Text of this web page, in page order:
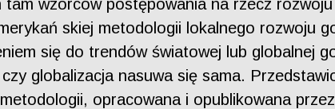
tam wzorców postępowania na rzecz
skiej metodologii lokalnego rozwoju
się do trendów światowej lub globalnej
globalizacja nasuwa się sama.
opracowana i opublikowana